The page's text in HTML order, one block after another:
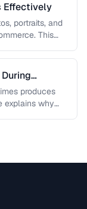
Effectively
portraits, and
This
produces
explains why